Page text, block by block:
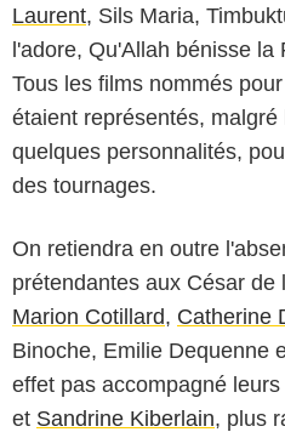
Laurent, Sils Maria,
l'adore, Qu'Allah bénisse la
Tous les films nommés
étaient représentés,
quelques personnalités,
des tournages.
On retiendra en outre
prétendantes aux César de
Marion Cotillard, Catherine
Binoche, Emilie Dequenne
effet pas accompagné
et Sandrine Kiberlain, plus